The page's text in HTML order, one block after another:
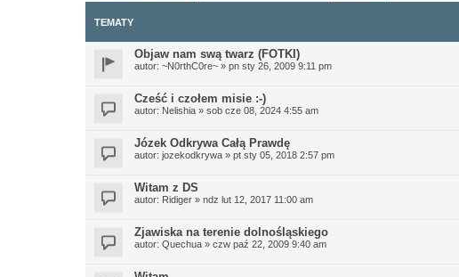
TEMATY
Objaw nam swą twarz (FOTKI)
autor: ~N0rthC0re~ » pn sty 26, 2009 9:11 pm
Cześć i czołem misie :-)
autor: Nelishia » sob cze 08, 2024 4:55 am
Józek Odkrywa Całą Prawdę
autor: jozekodkrywa » pt sty 05, 2018 2:57 pm
Witam z DS
autor: Ridiger » ndz lut 12, 2017 11:00 am
Zjawiska na terenie dolnośląskiego
autor: Quechua » czw paź 22, 2009 9:40 am